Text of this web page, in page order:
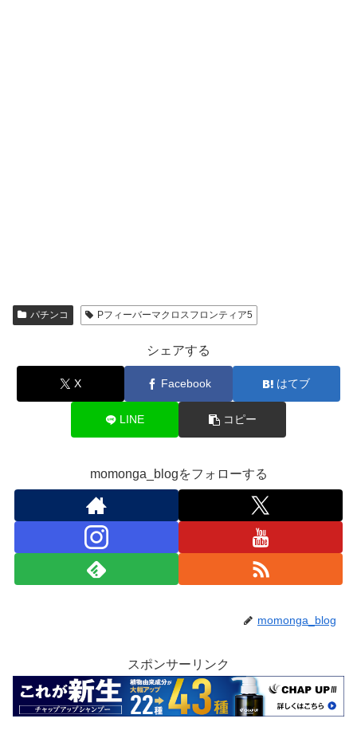
パチンコ Pフィーバーマクロスフロンティア5
シェアする
X Facebook はてブ
LINE コピー
momonga_blogをフォローする
momonga_blog
スポンサーリンク